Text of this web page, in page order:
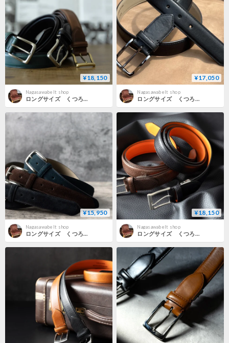
¥18,150
Nagasawabelt shop
ロングサイズ くつろぎリラックス アメリカンオイルレザーベルト＜KR006L＞
¥17,050
Nagasawabelt shop
ロングサイズ くつろぎリラックス 栃木レザーオイルシュリンクベルト＜KR005L＞
¥15,950
Nagasawabelt shop
ロングサイズ くつろぎリラックス バックスキンベルト＜KR004L＞
¥18,150
Nagasawabelt shop
ロングサイズ くつろぎリラックス イタリアンシュリンクレザーベルト＜KR003L＞